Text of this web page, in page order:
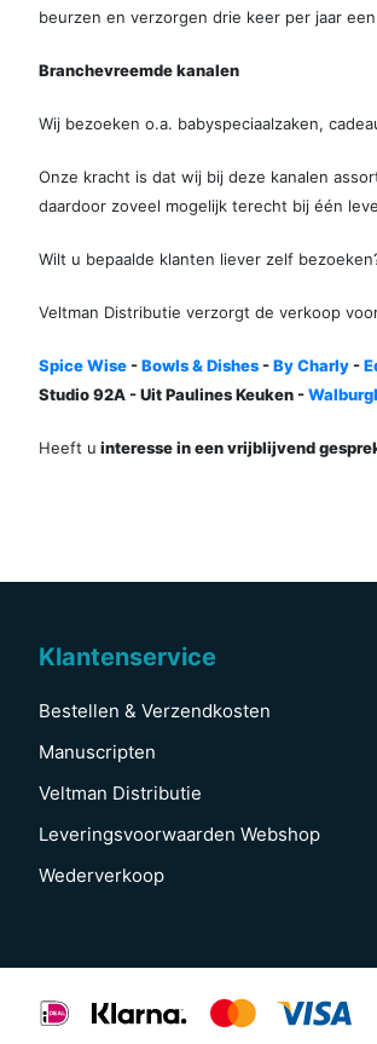
beurzen en verzorgen drie keer per jaar
Branchevreemde kanalen
Wij bezoeken o.a. babyspeciaalzaken,
Onze kracht is dat wij bij deze kanalen
daardoor zoveel mogelijk terecht bij één
Wilt u bepaalde klanten liever zelf
Veltman Distributie verzorgt de verkoop
Spice Wise-Bowls & Dishes-By Charly-
Studio 92A - Uit Paulines Keuken -
Heeft u interesse in een vrijblijvend
Klantenservice
Bestellen & Verzendkosten
Manuscripten
Veltman Distributie
Leveringsvoorwaarden Webshop
Wederverkoop